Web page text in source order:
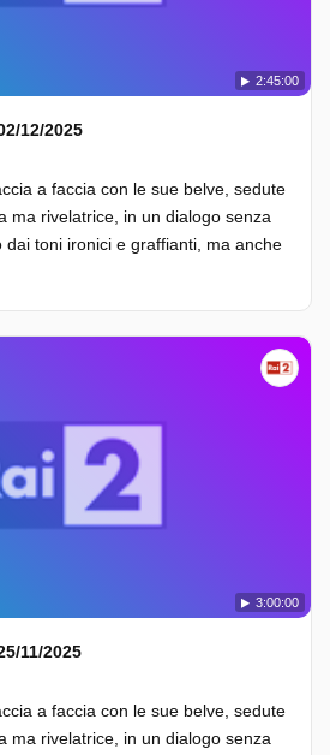
2:45:00
12/2025
a faccia con le sue belve, sedute
ma rivelatrice, in un dialogo senza
dai toni ironici e graffianti, ma anche
3:00:00
11/2025
a faccia con le sue belve, sedute
ma rivelatrice, in un dialogo senza